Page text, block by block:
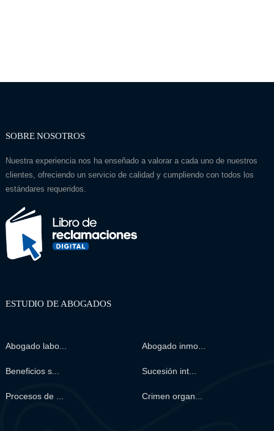
SOBRE NOSOTROS
Nuestra experiencia nos ha enseñado a valorar a cada uno de nuestros
clientes, ofreciendo un servicio de calidad y cumpliendo con todos los
estándares requeridos.
ESTUDIO DE ABOGADOS
Abogado labo... Abogado inmo...
Beneficios s... Sucesión int...
Procesos de ... Crimen organ...